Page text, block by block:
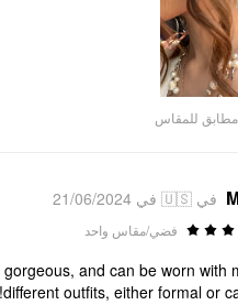
مطابق للمقاس
في 🇺🇸 في 21/06/2024
فضي/مقاس واحد
and can be worn with
different outfits, either formal or